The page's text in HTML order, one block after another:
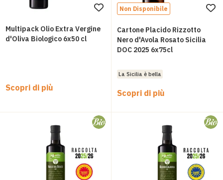
Aggiungi
alla
desideri
Multipack Olio Extra Vergine
d'Oliva Biologico 6x50 cl
Scopri di più
Non Disponibile
Cartone Placido Rizzotto
Nero d'Avola Rosato Sicilia
DOC 2025 6x75cl
La Sicilia è bella
Scopri di più